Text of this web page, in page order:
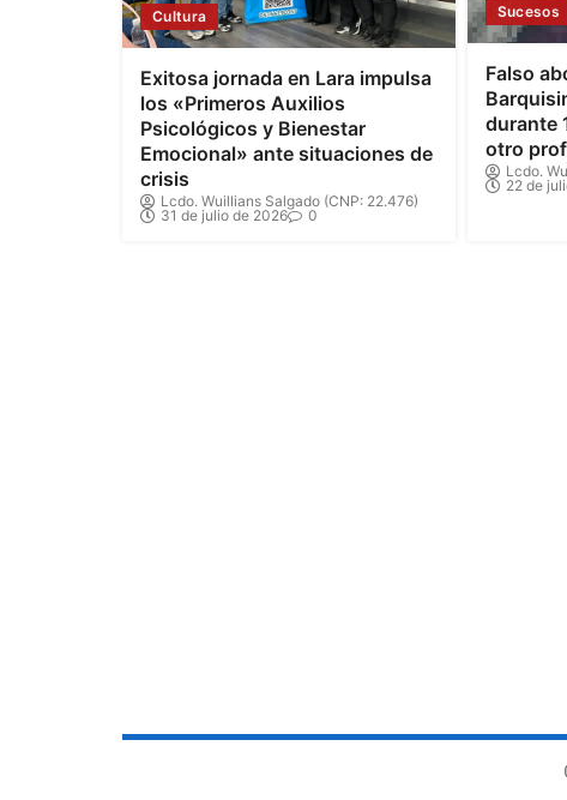
Cultura
Exitosa jornada en Lara impulsa
los «Primeros Auxilios
Psicológicos y Bienestar
Emocional» ante situaciones de
crisis
Lcdo. Wuillians Salgado (CNP: 22.476)
31 de julio de 2026
0
Sucesos
Falso
durante
otro
Lcdo.
22 de